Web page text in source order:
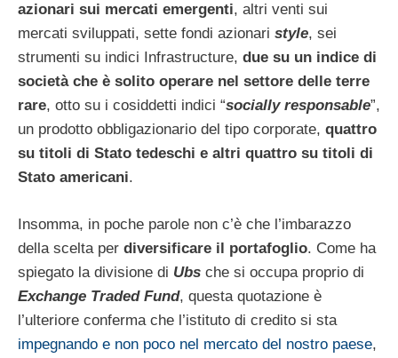
azionari sui mercati emergenti, altri venti sui
mercati sviluppati, sette fondi azionari style, sei
strumenti su indici Infrastructure, due su un indice di
società che è solito operare nel settore delle terre
rare, otto su i cosiddetti indici “socially responsable”,
un prodotto obbligazionario del tipo corporate, quattro
su titoli di Stato tedeschi e altri quattro su titoli di
Stato americani.
Insomma, in poche parole non c’è che l’imbarazzo
della scelta per diversificare il portafoglio. Come ha
spiegato la divisione di Ubs che si occupa proprio di
Exchange Traded Fund, questa quotazione è
l’ulteriore conferma che l’istituto di credito si sta
impegnando e non poco nel mercato del nostro paese,